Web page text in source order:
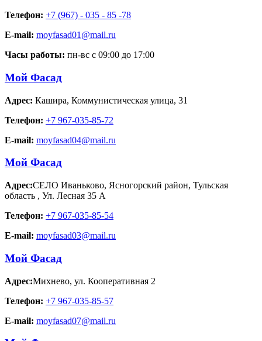
Телефон: +7 (967) - 035 - 85 -78
E-mail: moyfasad01@mail.ru
Часы работы: пн-вс с 09:00 до 17:00
Мой Фасад
Адрес: Кашира, Коммунистическая улица, 31
Телефон: +7 967-035-85-72
E-mail: moyfasad04@mail.ru
Мой Фасад
Адрес:СЕЛО Иваньково, Ясногорский район, Тульская
область , Ул. Лесная 35 А
Телефон: +7 967-035-85-54
E-mail: moyfasad03@mail.ru
Мой Фасад
Адрес:Михнево, ул. Кооперативная 2
Телефон: +7 967-035-85-57
E-mail: moyfasad07@mail.ru